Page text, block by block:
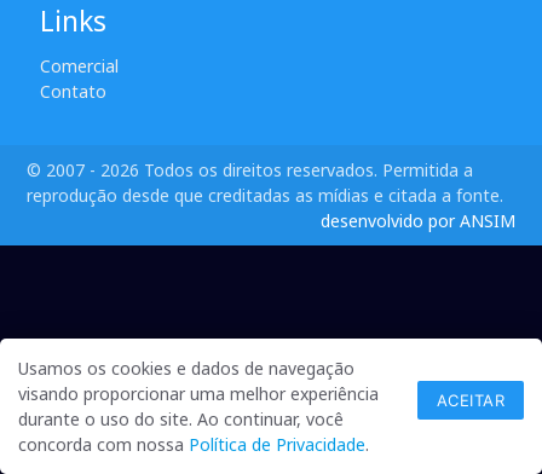
Links
Comercial
Contato
© 2007 - 2026 Todos os direitos reservados. Permitida a
reprodução desde que creditadas as mídias e citada a fonte.
desenvolvido por ANSIM
Usamos os cookies e dados de navegação
visando proporcionar uma melhor experiência
durante o uso do site. Ao continuar, você
concorda com nossa Política de Privacidade.
ACEITAR